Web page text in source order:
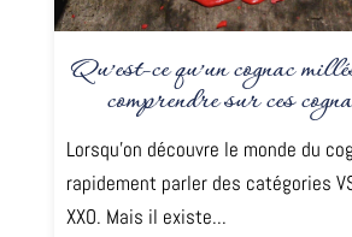
Qu’est-ce qu’un cognac
comprendre sur ces
Lorsqu'on découvre le monde du
rapidement parler des catégories
XXO. Mais il existe...